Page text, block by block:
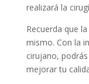
realizará la
Recuerda que
mismo. Con la
cirujano,
mejorar tu